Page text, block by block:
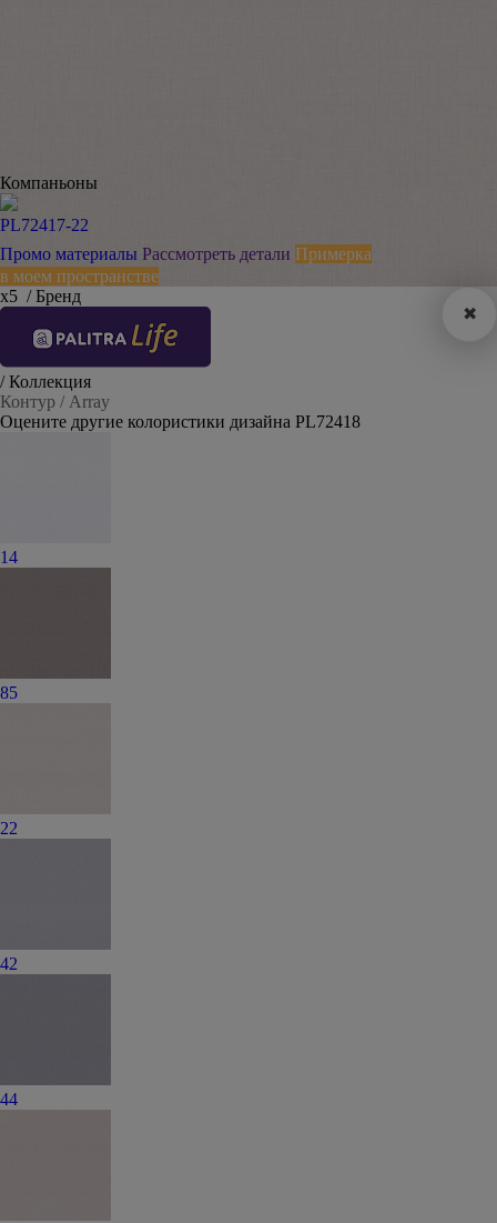
Компаньоны
PL72417-22
Промо материалы Рассмотреть детали Примерка
в моем пространстве
х5
✖
/ Бренд
/ Коллекция
Контур / Array
Оцените другие колористики дизайна PL72418
14
85
22
42
44